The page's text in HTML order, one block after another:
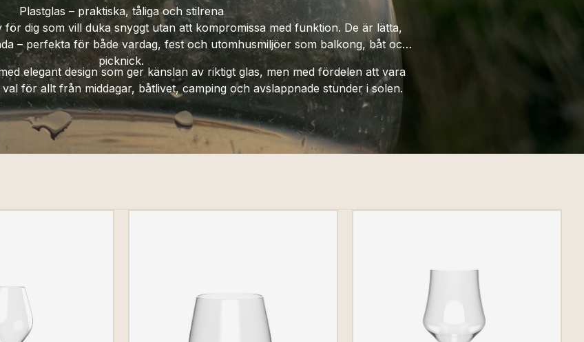
Plastglas – praktiska, tåliga och stilrena
för dig som vill duka snyggt utan att kompromissa med funktion. De är lätta,
– perfekta för både vardag, fest och utomhusmiljöer som balkong, båt och
picknick.
elegant design som ger känslan av riktigt glas, men med fördelen att vara
för allt från middagar, båtlivet, camping och avslappnade stunder i solen.